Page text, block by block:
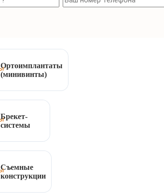
Ортоимплантаты
(минивинты)
Брекет-
системы
Съемные
конструкции